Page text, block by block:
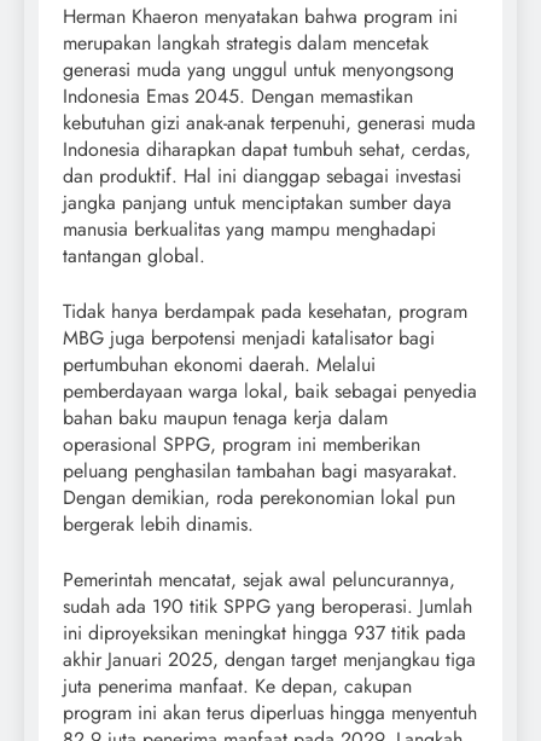
Herman Khaeron menyatakan bahwa program ini
merupakan langkah strategis dalam mencetak
generasi muda yang unggul untuk menyongsong
Indonesia Emas 2045. Dengan memastikan
kebutuhan gizi anak-anak terpenuhi, generasi muda
Indonesia diharapkan dapat tumbuh sehat, cerdas,
dan produktif. Hal ini dianggap sebagai investasi
jangka panjang untuk menciptakan sumber daya
manusia berkualitas yang mampu menghadapi
tantangan global.
Tidak hanya berdampak pada kesehatan, program
MBG juga berpotensi menjadi katalisator bagi
pertumbuhan ekonomi daerah. Melalui
pemberdayaan warga lokal, baik sebagai penyedia
bahan baku maupun tenaga kerja dalam
operasional SPPG, program ini memberikan
peluang penghasilan tambahan bagi masyarakat.
Dengan demikian, roda perekonomian lokal pun
bergerak lebih dinamis.
Pemerintah mencatat, sejak awal peluncurannya,
sudah ada 190 titik SPPG yang beroperasi. Jumlah
ini diproyeksikan meningkat hingga 937 titik pada
akhir Januari 2025, dengan target menjangkau tiga
juta penerima manfaat. Ke depan, cakupan
program ini akan terus diperluas hingga menyentuh